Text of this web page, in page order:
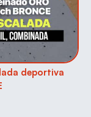
deportiva